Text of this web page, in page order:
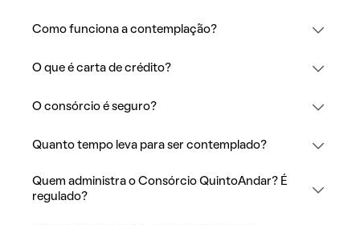
Como funciona a contemplação?
O que é carta de crédito?
O consórcio é seguro?
Quanto tempo leva para ser contemplado?
Quem administra o Consórcio QuintoAndar? É
regulado?